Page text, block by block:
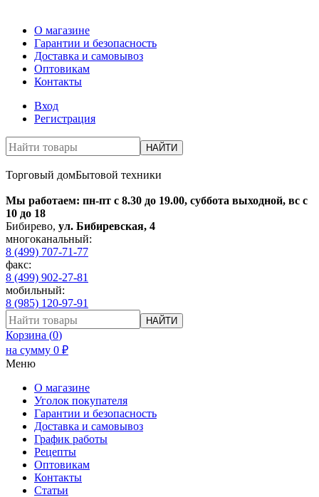
О магазине
Гарантии и безопасность
Доставка и самовывоз
Оптовикам
Контакты
Вход
Регистрация
НАЙТИ
Торговый домБытовой техники
Мы работаем: пн-пт с 8.30 до 19.00, суббота выходной, вс с
10 до 18
Бибирево, ул. Бибиревская, 4
многоканальный:
8 (499) 707-71-77
факс:
8 (499) 902-27-81
мобильный:
8 (985) 120-97-91
НАЙТИ
Корзина (0)
на сумму 0 ₽
Меню
О магазине
Уголок покупателя
Гарантии и безопасность
Доставка и самовывоз
График работы
Рецепты
Оптовикам
Контакты
Статьи